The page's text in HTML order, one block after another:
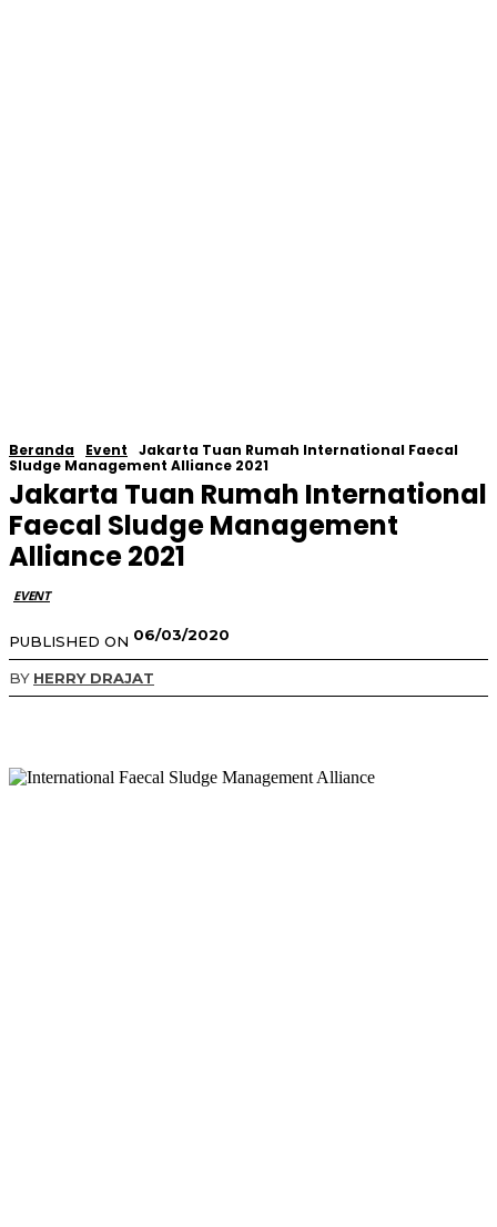
Beranda Event
Jakarta Tuan Rumah International Faecal
Sludge Management Alliance 2021
Jakarta Tuan Rumah International
Faecal Sludge Management
Alliance 2021
EVENT
PUBLISHED ON 06/03/2020
BY HERRY DRAJAT